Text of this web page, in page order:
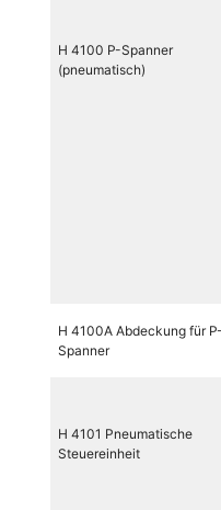
H 4100 P-Spanner
(pneumatisch)
H 4100A Abdeckung für P-
Spanner
H 4101 Pneumatische
Steuereinheit